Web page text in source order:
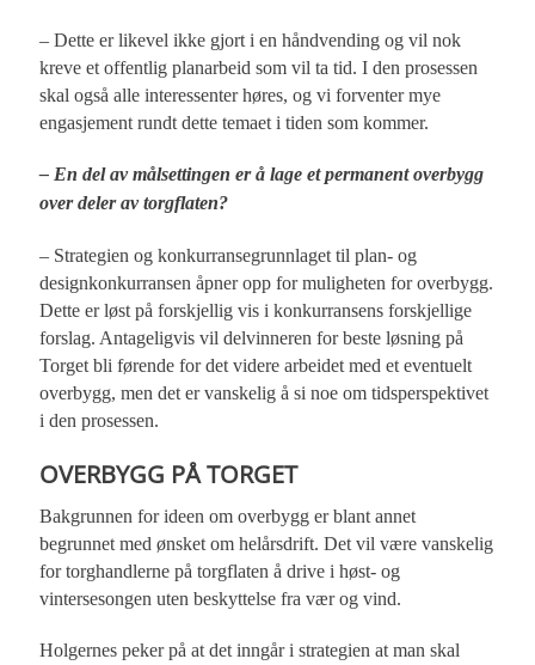
– Dette er likevel ikke gjort i en håndvending og vil nok
kreve et offentlig planarbeid som vil ta tid. I den prosessen
skal også alle interessenter høres, og vi forventer mye
engasjement rundt dette temaet i tiden som kommer.
– En del av målsettingen er å lage et permanent overbygg
over deler av torgflaten?
– Strategien og konkurransegrunnlaget til plan- og
designkonkurransen åpner opp for muligheten for overbygg.
Dette er løst på forskjellig vis i konkurransens forskjellige
forslag. Antageligvis vil delvinneren for beste løsning på
Torget bli førende for det videre arbeidet med et eventuelt
overbygg, men det er vanskelig å si noe om tidsperspektivet
i den prosessen.
OVERBYGG PÅ TORGET
Bakgrunnen for ideen om overbygg er blant annet
begrunnet med ønsket om helårsdrift. Det vil være vanskelig
for torghandlerne på torgflaten å drive i høst- og
vintersesongen uten beskyttelse fra vær og vind.
Holgernes peker på at det inngår i strategien at man skal